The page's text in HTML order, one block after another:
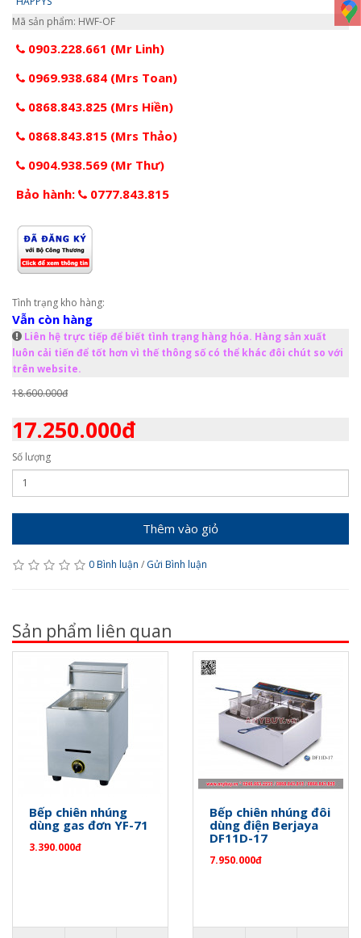
Mã sản phẩm: HWF-OF
0903.228.661 (Mr Linh)
0969.938.684 (Mrs Toan)
0868.843.825 (Mrs Hiền)
0868.843.815 (Mrs Thảo)
0904.938.569 (Mr Thư)
Bảo hành:
0777.843.815
Tình trạng kho hàng:
Vẫn còn hàng
Liên hệ trực tiếp để biết tình trạng hàng hóa. Hàng sản xuất
luôn cải tiến để tốt hơn vì thế thông số có thể khác đôi chút so với
trên website.
18.600.000đ
17.250.000đ
Số lượng
Thêm vào giỏ
0 Bình luận / Gửi Bình luận
Sản phẩm liên quan
Bếp chiên nhúng
dùng gas đơn YF-71
3.390.000đ
Bếp chiên nhúng đôi
dùng điện Berjaya
DF11D-17
7.950.000đ